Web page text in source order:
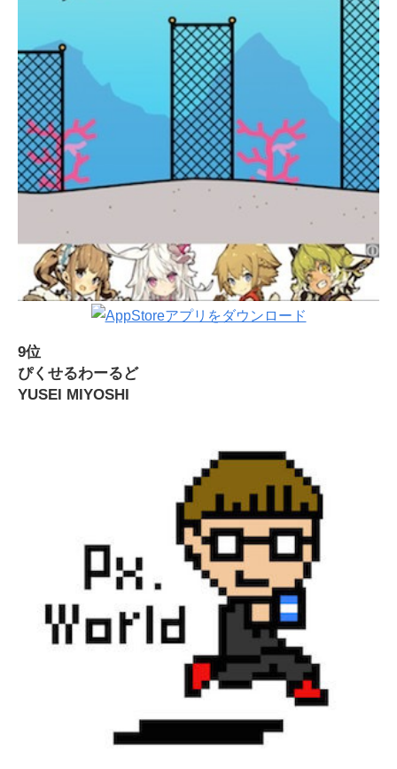
9位
ぴくせるわーるど
YUSEI MIYOSHI